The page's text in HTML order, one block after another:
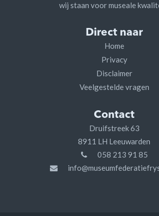
wij staan voor museale
Direct naar
Home
Privacy
Disclaimer
Veelgestelde vragen
Contact
Druifstreek 63
8911 LH Leeuwarden
058 213 91 85